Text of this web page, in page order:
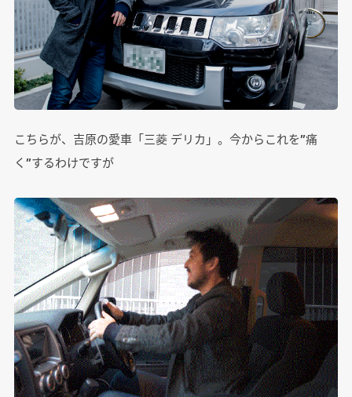
こちらが、吉原の愛車「三菱 デリカ」。今からこれを”痛
く”するわけですが